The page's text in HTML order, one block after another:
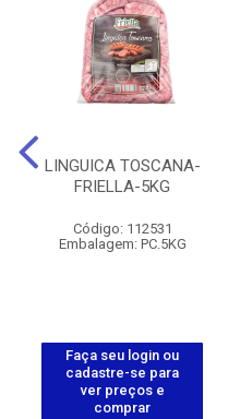
LINGUICA TOSCANA-
FRIELLA-5KG
Código: 112531
Embalagem: PC.5KG
Faça seu login ou
cadastre-se para
ver preços e
comprar